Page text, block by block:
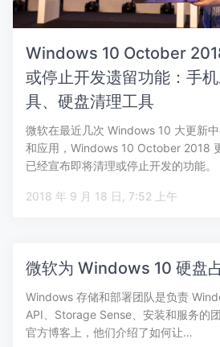
Windows 10 October
或停止开发遗留功能：手
具、硬盘清理工具
微软在最近几次 Windows 10 大更新
和应用，Windows 10 October 2018
已经宣布即将清理或停止开发的功能
2018 年 9 月 18 日, 7:52 上午
微软为 Windows 10 硬盘
Windows 存储和部署团队是负责
API、Storage Sense、安装和服务的
官方博客上，他们介绍了如何让…